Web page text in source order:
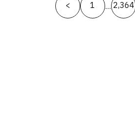
pagination
< 1 … 2,364